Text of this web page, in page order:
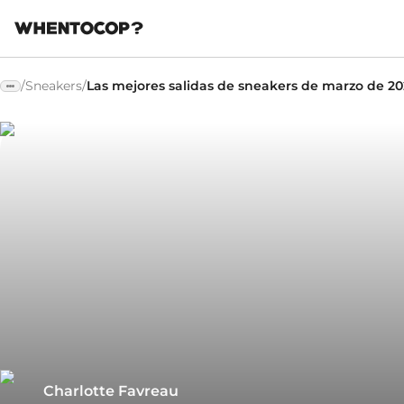
/Sneakers/Las mejores salidas de sneakers de marzo de
Charlotte Favreau